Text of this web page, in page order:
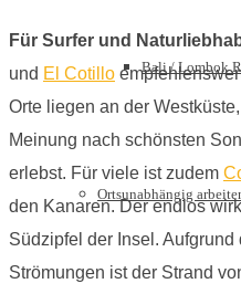
Bali / Lombok
Ortsunabhängig
Für Surfer und
und El Cotillo
Orte liegen an der
Meinung nach schönsten
erlebst. Für viele ist zudem
den Kanaren. Der endlos
Südzipfel der Insel.
Strömungen ist der Strand